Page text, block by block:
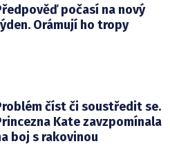
počasí na nový
Orámují ho tropy
číst či soustředit se.
Kate zavzpomínala
boj s rakovinou